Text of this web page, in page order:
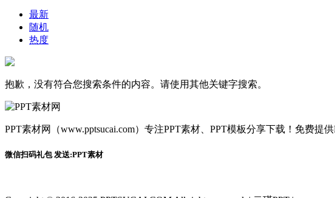
最新
随机
热度
抱歉，没有符合您搜索条件的内容。请使用其他关键字搜索。
PPT素材网（www.pptsucai.com）专注PPT素材、PPT模板分享下载！免费提
微信扫码礼包 发送:PPT素材